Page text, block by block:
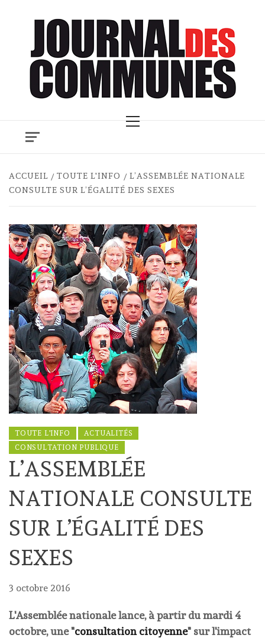
Menu
ACCUEIL TOUTE L'INFO
L’ASSEMBLÉE NATIONALE
CONSULTE SUR L’ÉGALITÉ DES SEXES
TOUTE L'INFO
ACTUALITÉS
CONSULTATION PUBLIQUE
L’ASSEMBLÉE
NATIONALE CONSULTE
SUR L’ÉGALITÉ DES
SEXES
3 octobre 2016
L'Assemblée nationale lance, à partir du mardi 4
octobre, une "consultation citoyenne" sur l'impact